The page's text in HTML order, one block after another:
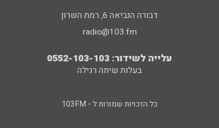
דבורה הנביאה 6, רמת השרון
radio@103.fm
עלייה לשידור: 0552-103-103
בעלות שיחה רגילה
כל הזכויות שמורות ל - 103FM